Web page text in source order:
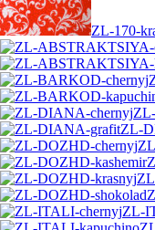
ZL-170-
ZL-
ZL-